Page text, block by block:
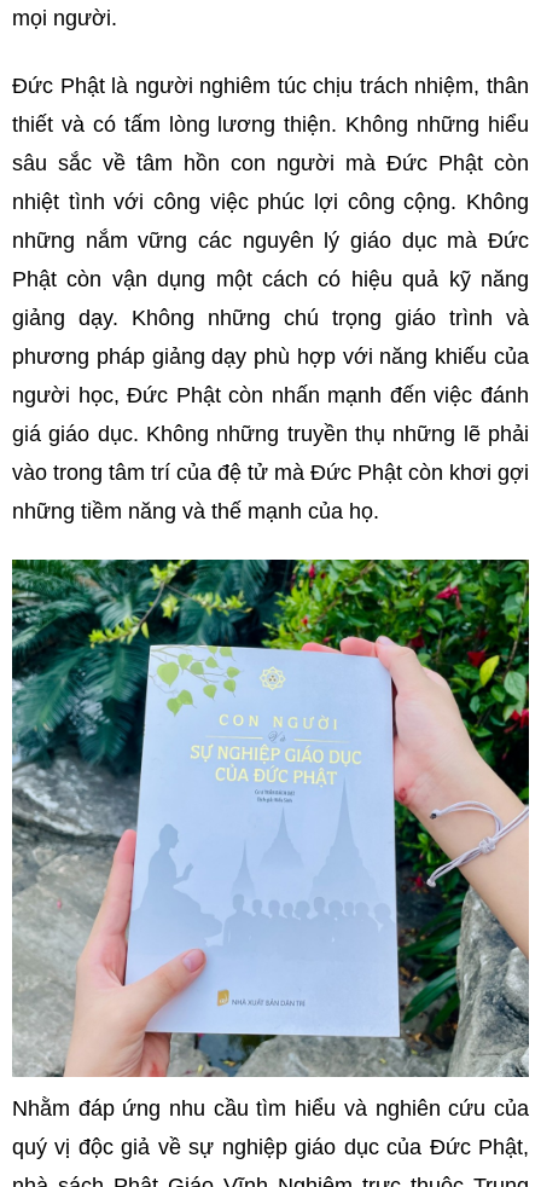
mọi người.
Đức Phật là người nghiêm túc chịu trách nhiệm, thân
thiết và có tấm lòng lương thiện. Không những hiểu
sâu sắc về tâm hồn con người mà Đức Phật còn
nhiệt tình với công việc phúc lợi công cộng. Không
những nắm vững các nguyên lý giáo dục mà Đức
Phật còn vận dụng một cách có hiệu quả kỹ năng
giảng dạy. Không những chú trọng giáo trình và
phương pháp giảng dạy phù hợp với năng khiếu của
người học, Đức Phật còn nhấn mạnh đến việc đánh
giá giáo dục. Không những truyền thụ những lẽ phải
vào trong tâm trí của đệ tử mà Đức Phật còn khơi gợi
những tiềm năng và thế mạnh của họ.
Nhằm đáp ứng nhu cầu tìm hiểu và nghiên cứu của
quý vị độc giả về sự nghiệp giáo dục của Đức Phật,